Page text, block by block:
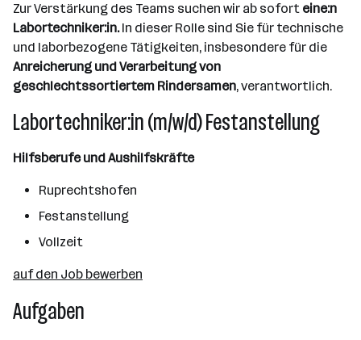
Zur Verstärkung des Teams suchen wir ab sofort eine:n
Labortechniker:in.In dieser Rolle sind Sie für technische
und laborbezogene Tätigkeiten, insbesondere für die
Anreicherung und Verarbeitung von
geschlechtssortiertem Rindersamen, verantwortlich.
Labortechniker:in (m/w/d) Festanstellung
Hilfsberufe und Aushilfskräfte
Ruprechtshofen
Festanstellung
Vollzeit
auf den Job bewerben
Aufgaben